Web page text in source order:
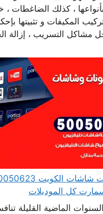
، كذلك الضاغطات
المكيفات و تثبيتها
مشاكل التسريب ، إزالة
كل الموديلات
الماضية القليلة